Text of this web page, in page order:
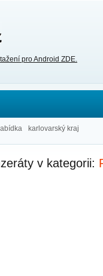
pro Android ZDE.
karlovarský kraj
v kategorii: